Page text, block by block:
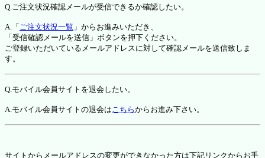
Q.ご注文状況確認メールが受信できるか確認したい。
A.「 ご注文状況一覧 」からお進みいただき、
「受信確認メールを送信」ボタンを押下ください。
ご登録いただいているメールアドレスに対して確認メールを送信致しま
す。
Q.モバイル会員サイトを退会したい。
A.モバイル会員サイトの退会はこちらからお進み下さい。
サイトからメールアドレスの変更ができなかった方は下記リンクからお手